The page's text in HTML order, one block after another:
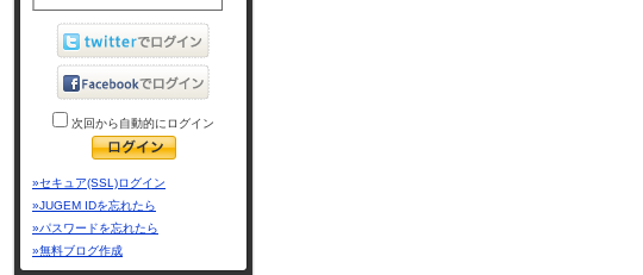
次回から自動的にログイン
»セキュア(SSL)ログイン
»JUGEM IDを忘れたら
»パスワードを忘れたら
»無料ブログ作成